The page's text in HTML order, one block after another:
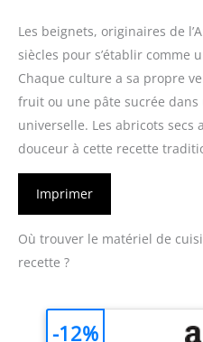
Les beignets, originaires de
siècles pour s’établir comme
Chaque culture a sa propre
fruit ou une pâte sucrée
universelle. Les abricots
douceur à cette recette
Imprimer
Où trouver le matériel de
recette ?
-12%